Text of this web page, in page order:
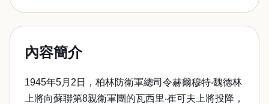
內容簡介
1945年5月2日，柏林防衛軍總司令赫爾穆特‧魏德林
上將向蘇聯第8親衛軍團的瓦西里‧崔可夫上將投降，